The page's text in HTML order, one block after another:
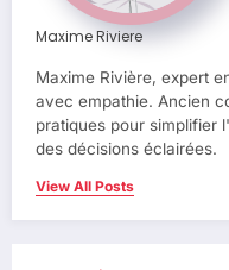
Maxime Riviere
Maxime Rivière, expert
avec empathie. Ancien
pratiques pour simplifier
des décisions éclairées.
View All Posts